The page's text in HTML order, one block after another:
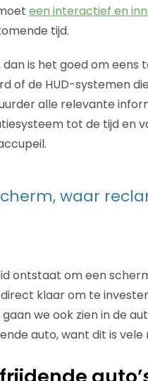
een interactief en
tijd.
is het goed om eens
of de HUD-systemen
alle relevante
tot de tijd en
waar
ontstaat om een
klaar om te
we ook zien in de
auto, want dit is